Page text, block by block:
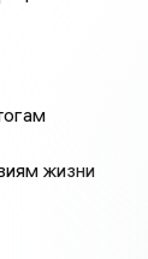
жизни